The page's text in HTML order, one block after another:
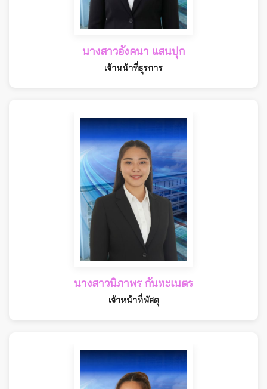
นางสาวอังคนา แสนปุก
เจ้าหน้าที่ธุรการ
นางสาวนิภาพร กันทะเนตร
เจ้าหน้าที่พัสดุ